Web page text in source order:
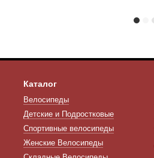
Каталог
Велосипеды
Детские и Подростковые
Спортивные велосипеды
Женские Велосипеды